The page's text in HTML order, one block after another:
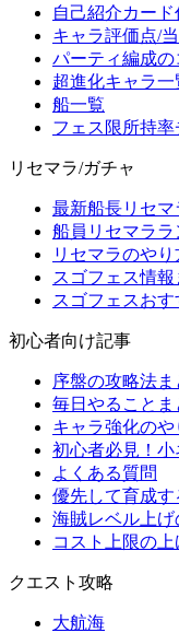
自己紹介カード
キャラ評価点/
パーティ編成の
超進化キャラ一
船一覧
フェス限所持
リセマラ/ガチャ
最新船長リセ
船員リセマララ
リセマラのやり
スゴフェス情報
スゴフェスお
初心者向け記事
序盤の攻略法ま
毎日やることま
キャラ強化の
初心者必見！小
よくある質問
優先して育成
海賊レベル上
コスト上限の上
クエスト攻略
大航海